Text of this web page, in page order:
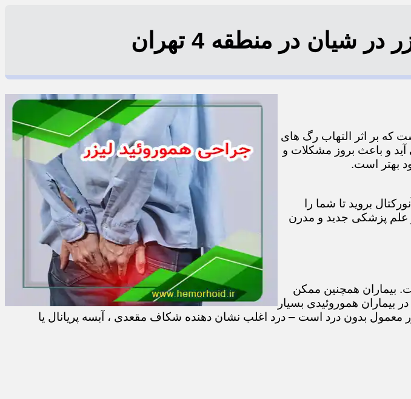
شیان در منطقه 4 تهران
که بر اثر التهاب رگ های
و باعث بروز مشکلات و
بهتر است.
بروید تا شما را
علم پزشکی جدید و مدرن
بیماران همچنین ممکن
بیماران هموروئیدی بسیار
بدون درد است – درد اغلب نشان دهنده شکاف مقعدی ، آبسه پریانال یا